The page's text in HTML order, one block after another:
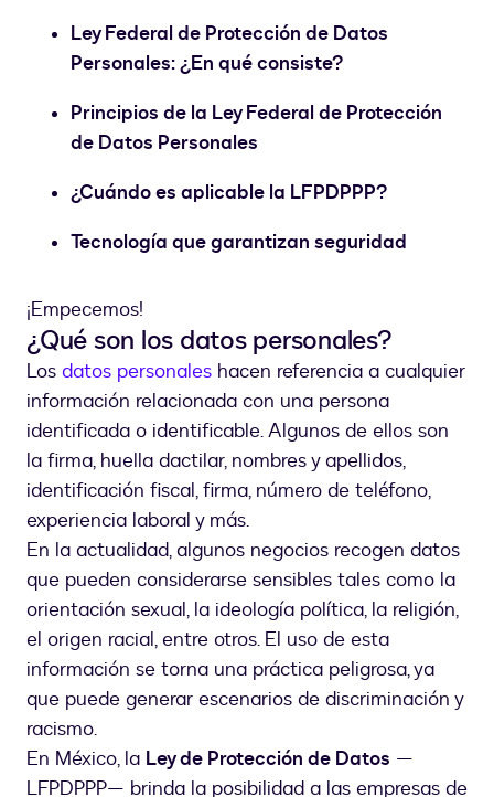
Ley Federal de Protección de Datos
Personales: ¿En qué consiste?
Principios de la Ley Federal de Protección
de Datos Personales
¿Cuándo es aplicable la LFPDPPP?
Tecnología que garantizan seguridad
¡Empecemos!
¿Qué son los datos personales?
Los datos personales hacen referencia a cualquier
información relacionada con una persona
identificada o identificable. Algunos de ellos son
la firma, huella dactilar, nombres y apellidos,
identificación fiscal, firma, número de teléfono,
experiencia laboral y más.
En la actualidad, algunos negocios recogen datos
que pueden considerarse sensibles tales como la
orientación sexual, la ideología política, la religión,
el origen racial, entre otros. El uso de esta
información se torna una práctica peligrosa, ya
que puede generar escenarios de discriminación y
racismo.
En México, la Ley de Protección de Datos —
LFPDPPP— brinda la posibilidad a las empresas de